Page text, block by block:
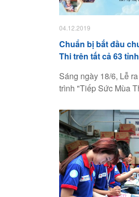
04.12.2019
Chuẩn bị bắt đầu
Thi trên tất cả 63
Sáng ngày 18/6, Lễ
trình "Tiếp Sức Mùa
tiên chương trình
63/63 tỉnh, thành phố
phù hợp với sự thay
học phổ thông quốc